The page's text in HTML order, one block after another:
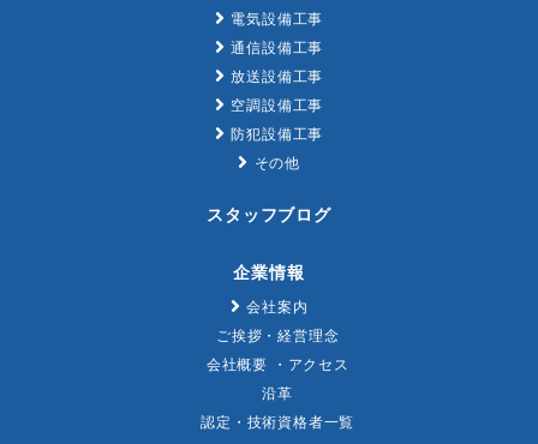
電気設備工事
通信設備工事
放送設備工事
空調設備工事
防犯設備工事
その他
スタッフブログ
企業情報
会社案内
ご挨拶・経営理念
会社概要 ・アクセス
沿革
認定・技術資格者一覧